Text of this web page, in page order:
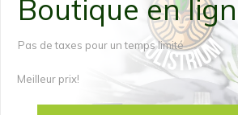
Boutique en
Pas de taxes pour un temps limité
Meilleur prix!